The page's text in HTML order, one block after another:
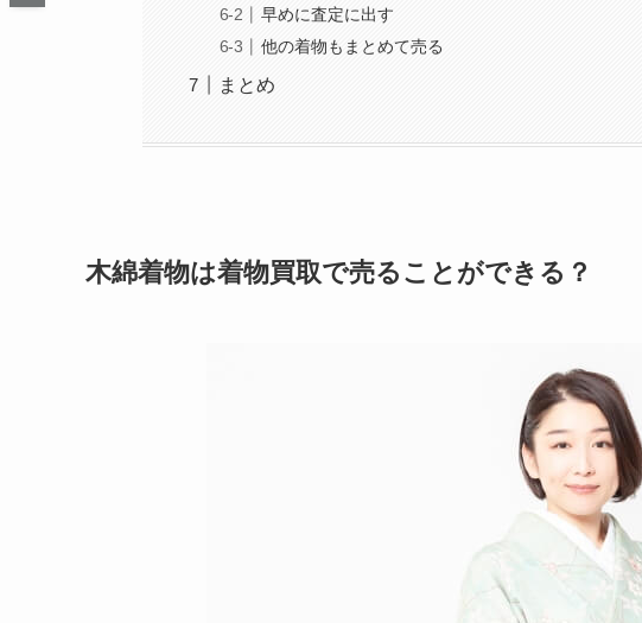
早めに査定に出す
他の着物もまとめて売る
まとめ
木綿着物は着物買取で売ることができる？